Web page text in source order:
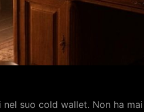
nel suo cold wallet. Non ha